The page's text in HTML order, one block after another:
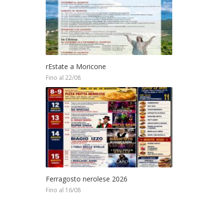
rEstate a Moricone
Fino al 22/08
Ferragosto nerolese 2026
Fino al 16/08